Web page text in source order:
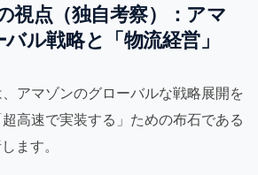
視点（独自考察）：アマ
ル戦略と「物流経営」
アマゾンのグローバルな戦略展開を
高速で実装する」ための布石である
ます。